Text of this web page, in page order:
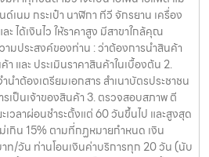
นม กระเป๋า นาฬิกา ทีวี จักรยาน เครื่อง
ะ ได้เงินไว ให้ราคาสูง มีสาขาใกล้คุณ
ามประสงค์ของท่าน : ว่าต้องการนำสินค้า
และ ประเมินราคาสินค้าในเบื้องต้น 2.
ำต้องเตรียมเอกสาร สำเนาบัตรประชาชน
รเป็นเจ้าของสินค้า 3. ตรวจสอบสภาพ ตี
เวลาผ่อนชำระตั้งแต่ 60 วันขึ้นไป และสูงสุด
เกิน 15% ตามที่กฏหมายกำหนด เงิน
ท/วัน ท่านโอนเงินค่าบริการทุก 20 วัน (นับ